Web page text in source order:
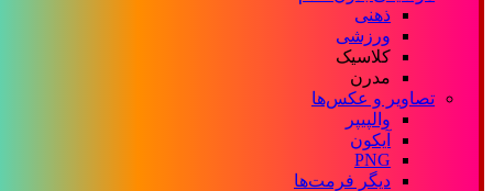
ذهنی
ورزشی
کلاسیک
مدرن
تصاویر و عکس‌ها
والپیپر
آیکون
PNG
دیگر فرمت‌ها